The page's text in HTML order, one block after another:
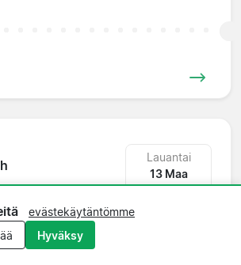
Lauantai
13 Maa
2027
evästekäytäntömme
Hyväksy